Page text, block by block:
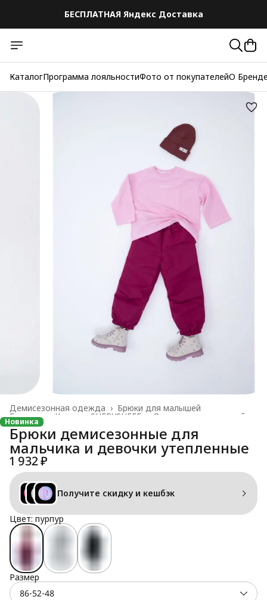
БЕСПЛАТНАЯ Яндекс Доставка
КаталогПрограмма лояльностиФото от покупателейО
Брюки для малышей
Демисезонная одежда ›
Одежда для малышей
Каталог SHERYSHEFF ›
Главная
Новинка
Брюки демисезонные для
мальчика и девочки утепленные
1 932 ₽
Получите скидку и кешбэк
Цвет: пурпур
Размер
86-52-48